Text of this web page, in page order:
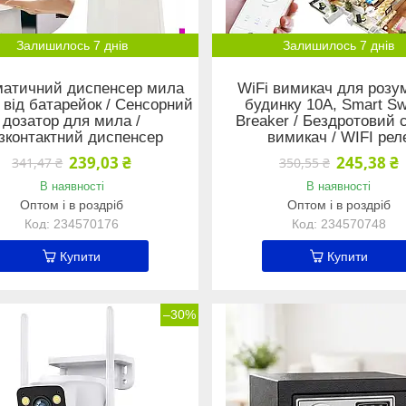
Залишилось 7 днів
диспенсер мила
батарейок / Сенсорний
дозатор для мила /
диспенсер
341,47 ₴ 239,03 ₴
В наявності
Оптом і в роздріб
234570176
Купити
Залишилось 7 днів
WiFi вимикач для
будинку 10А, Smart
Breaker / Бездротовий
вимикач / WIFI
350,55 ₴ 245,38 ₴
В наявності
Оптом і в роздріб
234570748
Купити
–30%